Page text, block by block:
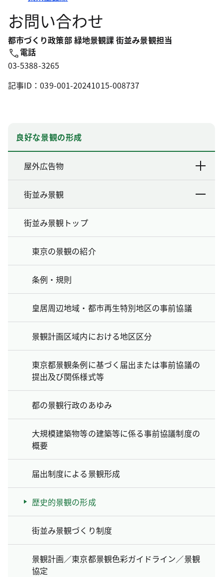
お問い合わせ
都市づくり政策部 緑地景観課 街並み景観担当
電話
03-5388-3265
記事ID：039-001-20241015-008737
良好な景観の形成
屋外広告物
街並み景観
街並み景観トップ
東京の景観の紹介
条例・規則
皇居周辺地域・都市再生特別地区の事前協議
景観計画区域内における地区区分
東京都景観条例に基づく届出または事前協議の
提出及び関係様式等
都の景観行政のあゆみ
大規模建築物等の建築等に係る事前協議制度の
概要
届出制度による景観形成
歴史的景観の形成
街並み景観づくり制度
景観計画／東京都景観色彩ガイドライン／景観
協定